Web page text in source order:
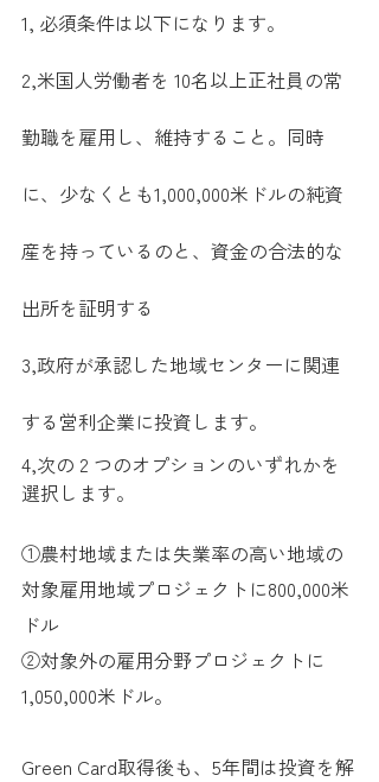
1, 必須条件は以下になります。
2,米国人労働者を 10名以上正社員の常
勤職を雇用し、維持すること。同時
に、少なくとも1,000,000米ドルの純資
産を持っているのと、資金の合法的な
出所を証明する
3,政府が承認した地域センターに関連
する営利企業に投資します。
4,次の 2 つのオプションのいずれかを
選択します。
①農村地域または失業率の高い地域の
対象雇用地域プロジェクトに800,000米
ドル
②対象外の雇用分野プロジェクトに
1,050,000米ドル。
Green Card取得後も、5年間は投資を解